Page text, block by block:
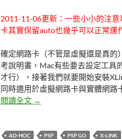
2011-11-06更新：一些小小的注
卡其實保留auto也幾乎可以正常運
確定網路卡（不管是虛擬還是真的
考說明書，Mac有些要去設定工具
才行），接著我們就要開始安裝
同時適用於虛擬網路卡與實體網路
閱讀全文 PSP使用XLink來進行多
→
AD-HOC PSP PSP GO X-LINK